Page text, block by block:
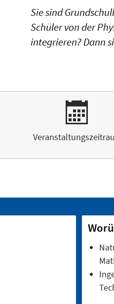
Sie sind
Schüler von der
integrieren? Dann